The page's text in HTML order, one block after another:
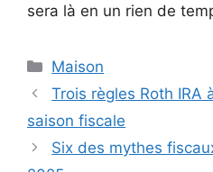
sera là en un rien de
Catégories
Maison
Trois règles Roth IRA
saison fiscale
Six des mythes